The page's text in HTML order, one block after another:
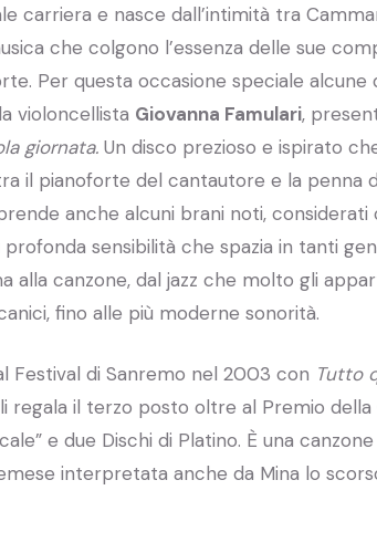
carriera e nasce dall’intimità tra
che colgono l’essenza delle sue
Per questa occasione speciale alcune
violoncellista Giovanna Famulari,
giornata. Un disco prezioso e ispirato
il pianoforte del cantautore e la penna
anche alcuni brani noti, considerati
sensibilità che spazia in tanti
alla canzone, dal jazz che molto gli
fino alle più moderne sonorità.
Festival di Sanremo nel 2003 con Tutto
regala il terzo posto oltre al Premio della
e due Dischi di Platino. È una
interpretata anche da Mina lo